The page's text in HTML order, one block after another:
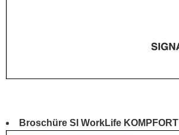
Broschüre SI WorkLife KOMPFORT